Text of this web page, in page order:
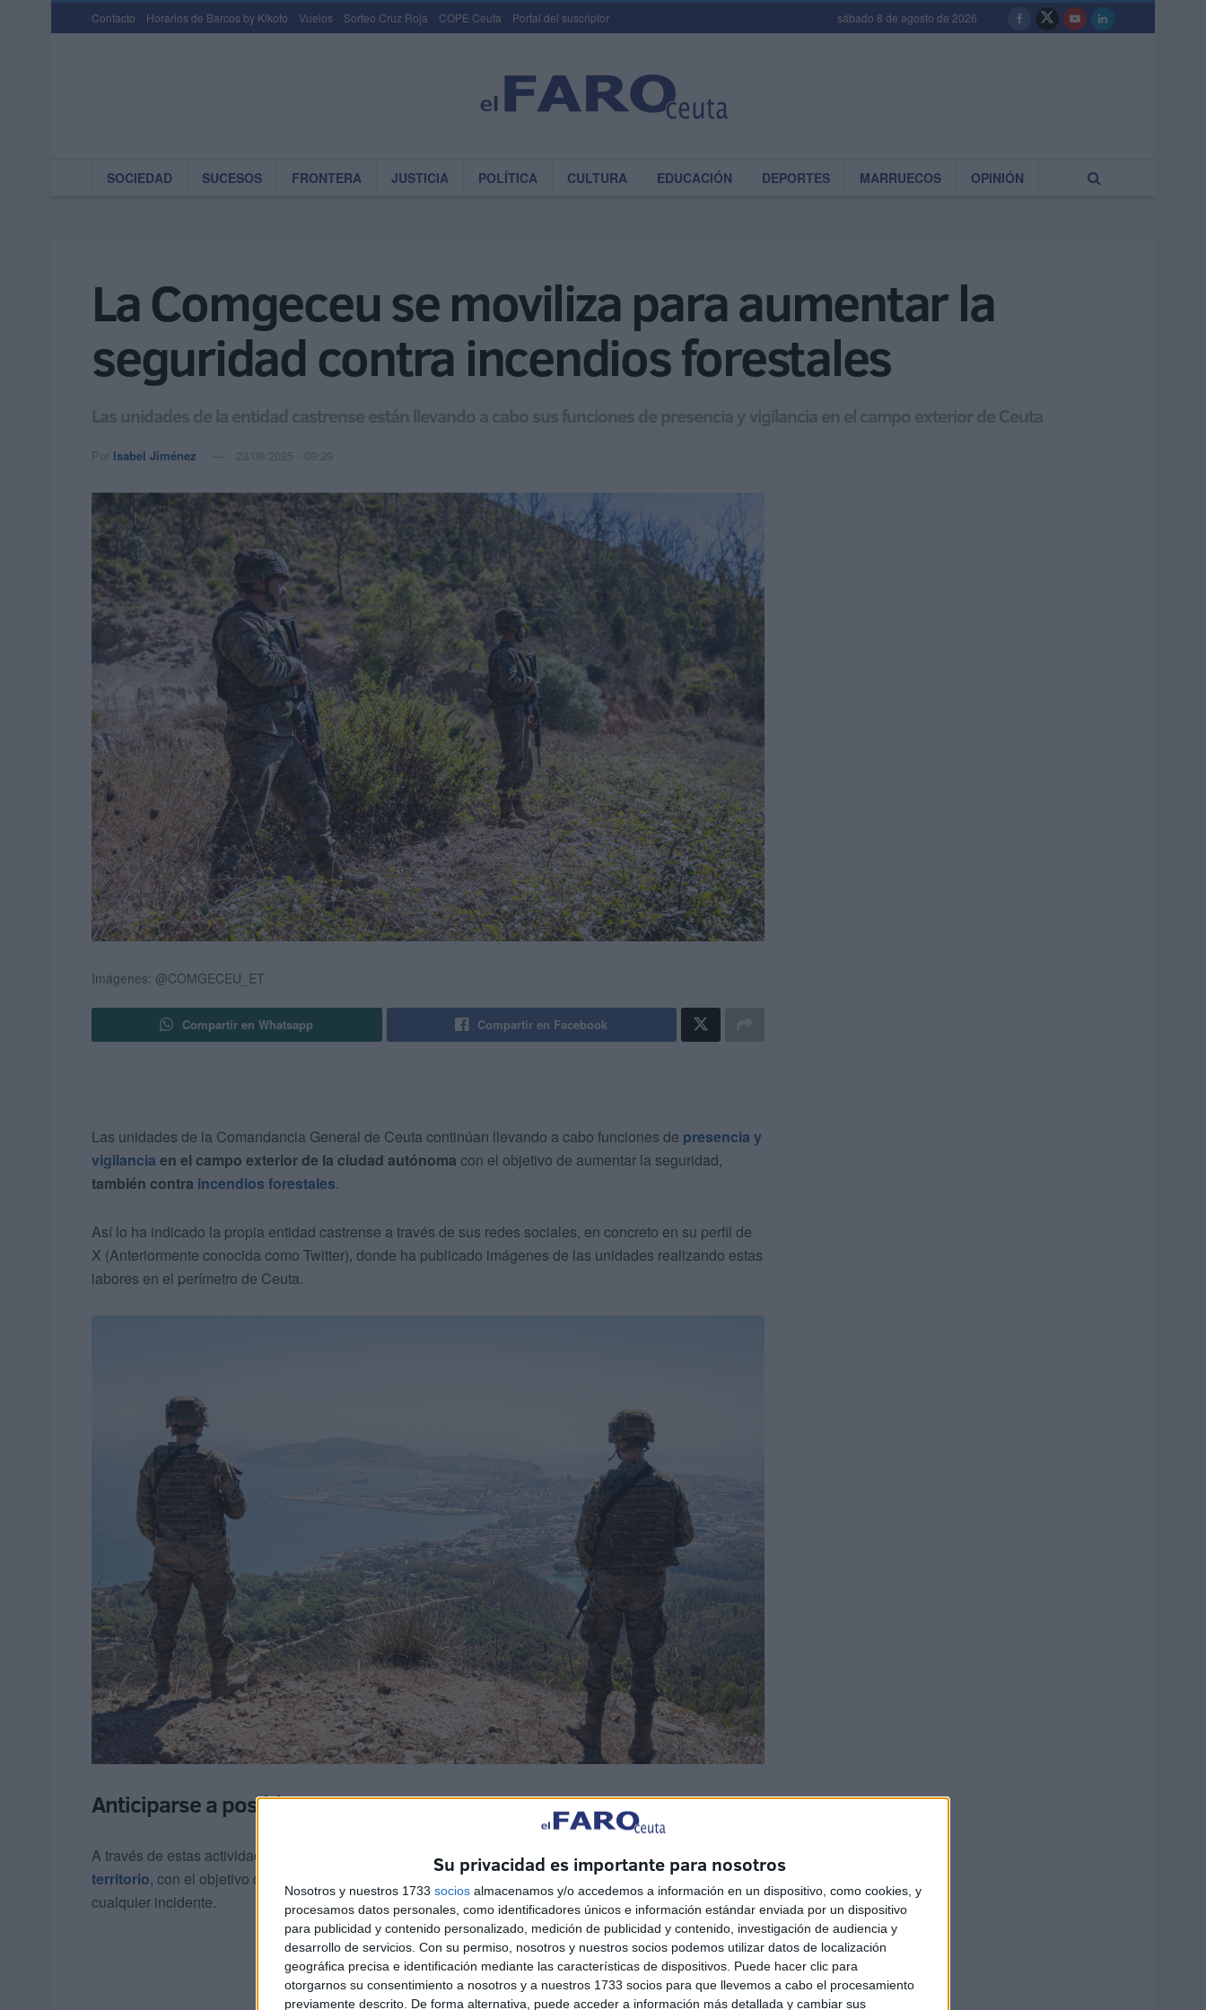
Su privacidad es importante para nosotros
Nosotros y nuestros 1733 socios almacenamos y/o accedemos a información en un dispositivo, como cookies, y
procesamos datos personales, como identificadores únicos e información estándar enviada por un dispositivo
para publicidad y contenido personalizado, medición de publicidad y contenido, investigación de audiencia y
desarrollo de servicios. Con su permiso, nosotros y nuestros socios podemos utilizar datos de localización
geográfica precisa e identificación mediante las características de dispositivos. Puede hacer clic para
otorgarnos su consentimiento a nosotros y a nuestros 1733 socios para que llevemos a cabo el procesamiento
previamente descrito. De forma alternativa, puede acceder a información más detallada y cambiar sus
Contacto Horarios de Barcos by Kikoto Vuelos Sorteo Cruz Roja COPE Ceuta Portal del suscriptor sábado 8 de agosto de 2026
SOCIEDAD SUCESOS FRONTERA JUSTICIA POLÍTICA CULTURA EDUCACIÓN DEPORTES MARRUECOS OPINIÓN
La Comgeceu se moviliza para aumentar la
seguridad contra incendios forestales
Las unidades de la entidad castrense están llevando a cabo sus funciones de presencia y vigilancia en el campo exterior de Ceuta
Por Isabel Jiménez 23/08/2025 - 09:29
Imágenes: @COMGECEU_ET
Compartir en Whatsapp Compartir en Facebook
Las unidades de la Comandancia General de Ceuta continúan llevando a cabo funciones de presencia y
vigilancia en el campo exterior de la ciudad autónoma con el objetivo de aumentar la seguridad,
también contra incendios forestales.
Así lo ha indicado la propia entidad castrense a través de sus redes sociales, en concreto en su perfil de
X (Anteriormente conocida como Twitter), donde ha publicado imágenes de las unidades realizando estas
labores en el perímetro de Ceuta.
Anticiparse a posibles amenazas
A través de estas actividades, las Fuerzas Armadas buscan reforzar su
presencia en puntos clave del
territorio, con el objetivo de anticiparse a posibles amenazas y reaccionar de manera eficiente ante
cualquier incidente.